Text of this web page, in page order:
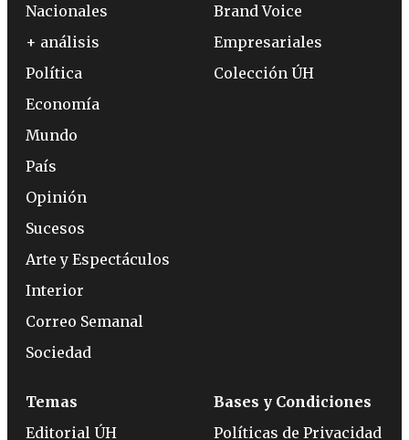
Nacionales
+ análisis
Política
Economía
Mundo
País
Opinión
Sucesos
Arte y Espectáculos
Interior
Correo Semanal
Sociedad
Brand Voice
Empresariales
Colección ÚH
Temas
Editorial ÚH
Bases y Condiciones
Políticas de Privacidad